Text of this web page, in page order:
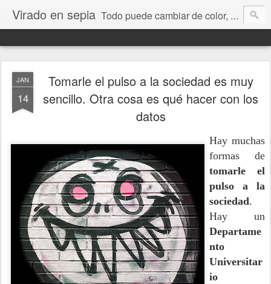
Virado en sepia Todo puede cambiar de color, depende de nosotros y de nuestra capacidad para aprender a mirar. Hablamos de sociedad, economía, empresa, política, RRHH, formación. De Historia reciente, de educación y de temas sociales.
JAN
14
Tomarle el pulso a la sociedad es muy
sencillo. Otra cosa es qué hacer con los
datos
Hay muchas
formas de
tomarle el
pulso a la
sociedad.
Hay un
Departame
nto
Universitar
io